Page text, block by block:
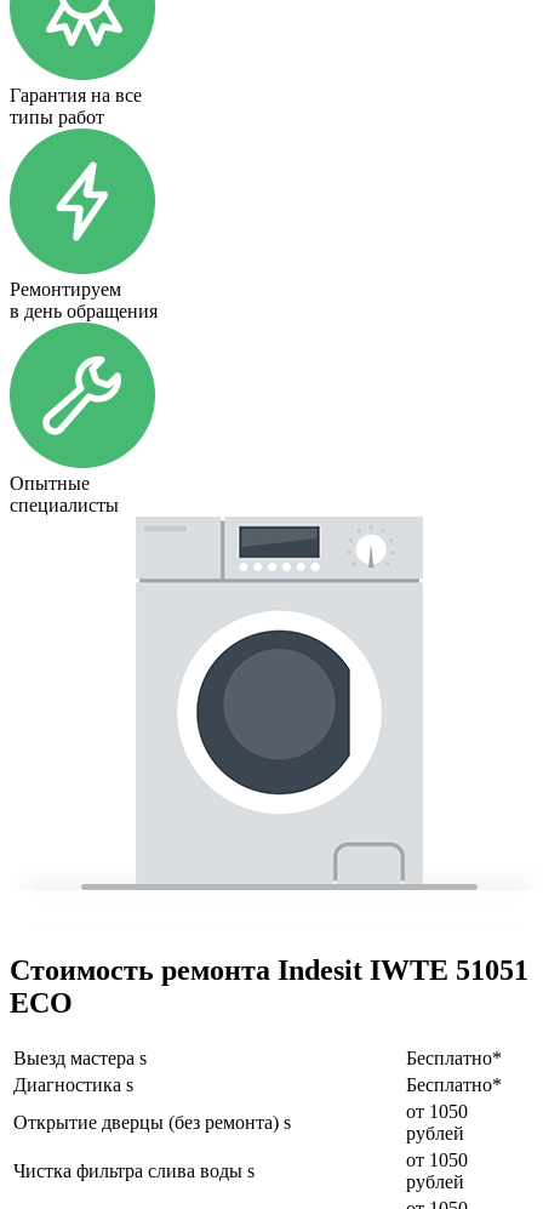
Гарантия на все
типы работ
Ремонтируем
в день обращения
Опытные
специалисты
Стоимость ремонта Indesit IWTE 51051
ECO
Выезд мастера s
Бесплатно*
Диагностика s
Бесплатно*
Открытие дверцы (без ремонта) s
от 1050
рублей
Чистка фильтра слива воды s
от 1050
рублей